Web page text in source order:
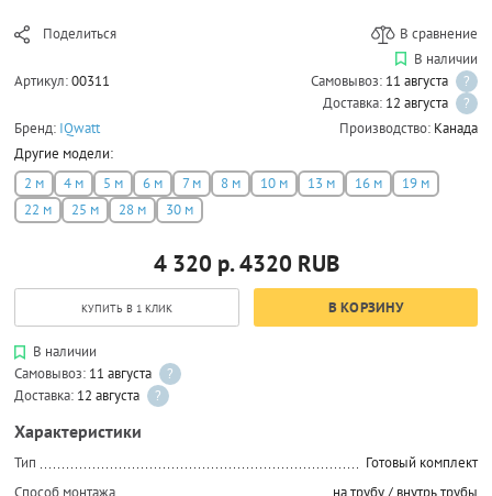
Поделиться В сравнение
Артикул:00311
В наличии
Самовывоз: 11 августа
?
Доставка: 12 августа
?
Бренд: IQwatt Производство: Канада
Другие модели:
2 м
4 м 5 м 6 м 7 м 8 м 10 м 13 м 16 м
19 м
22 м
25 м 28 м 30 м
4 320 р. 4320 RUB
КУПИТЬ В 1 КЛИК В КОРЗИНУ
В наличии
Самовывоз: 11 августа
?
Доставка: 12 августа ?
Характеристики
Тип
Готовый комплект
Способ монтажа
на трубу / внутрь трубы